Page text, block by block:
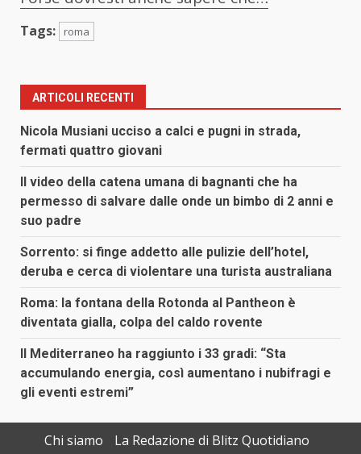
Tags: roma
ARTICOLI RECENTI
Nicola Musiani ucciso a calci e pugni in strada,
fermati quattro giovani
Il video della catena umana di bagnanti che ha
permesso di salvare dalle onde un bimbo di 2 anni e
suo padre
Sorrento: si finge addetto alle pulizie dell’hotel,
deruba e cerca di violentare una turista australiana
Roma: la fontana della Rotonda al Pantheon è
diventata gialla, colpa del caldo rovente
Il Mediterraneo ha raggiunto i 33 gradi: “Sta
accumulando energia, così aumentano i nubifragi e
gli eventi estremi”
Chi siamo
La Redazione di Blitz Quotidiano